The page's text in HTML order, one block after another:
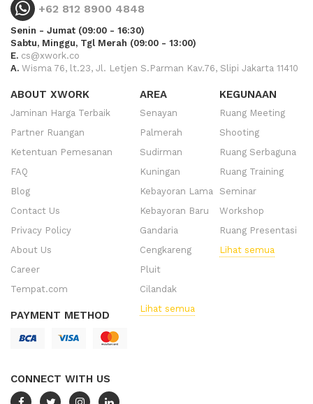
+62 812 8900 4848
Senin - Jumat (09:00 - 16:30)
Sabtu, Minggu, Tgl Merah (09:00 - 13:00)
E. cs@xwork.co
A. Wisma 76, lt.23, Jl. Letjen S.Parman Kav.76, Slipi Jakarta 11410
ABOUT XWORK
Jaminan Harga Terbaik
Partner Ruangan
Ketentuan Pemesanan
FAQ
Blog
Contact Us
Privacy Policy
About Us
Career
Tempat.com
PAYMENT METHOD
CONNECT WITH US
AREA
Senayan
Palmerah
Sudirman
Kuningan
Kebayoran Lama
Kebayoran Baru
Gandaria
Cengkareng
Pluit
Cilandak
Lihat semua
KEGUNAAN
Ruang Meeting
Shooting
Ruang Serbaguna
Ruang Training
Seminar
Workshop
Ruang Presentasi
Lihat semua